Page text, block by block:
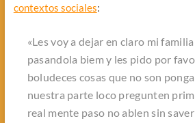
contextos sociales:
«Les voy a dejar en claro mi
pasandola biem y les pido por
boludeces cosas que no son
nuestra parte loco pregunten
real mente paso no ablen sin